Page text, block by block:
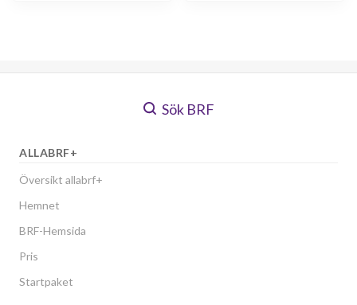
Sök BRF
ALLABRF+
Översikt allabrf+
Hemnet
BRF-Hemsida
Pris
Startpaket